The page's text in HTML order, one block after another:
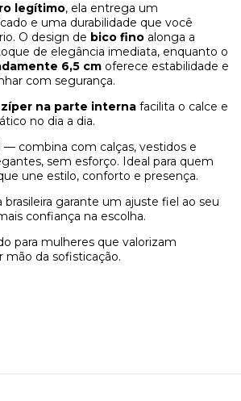
legítimo, ela entrega um
e uma durabilidade que você
O design de bico fino alonga a
de elegância imediata, enquanto o
6,5 cm oferece estabilidade e
com segurança.
zíper na parte interna facilita o calce e
no dia a dia.
— combina com calças, vestidos e
sem esforço. Ideal para quem
une estilo, conforto e presença.
brasileira garante um ajuste fiel ao seu
confiança na escolha.
para mulheres que valorizam
mão da sofisticação.